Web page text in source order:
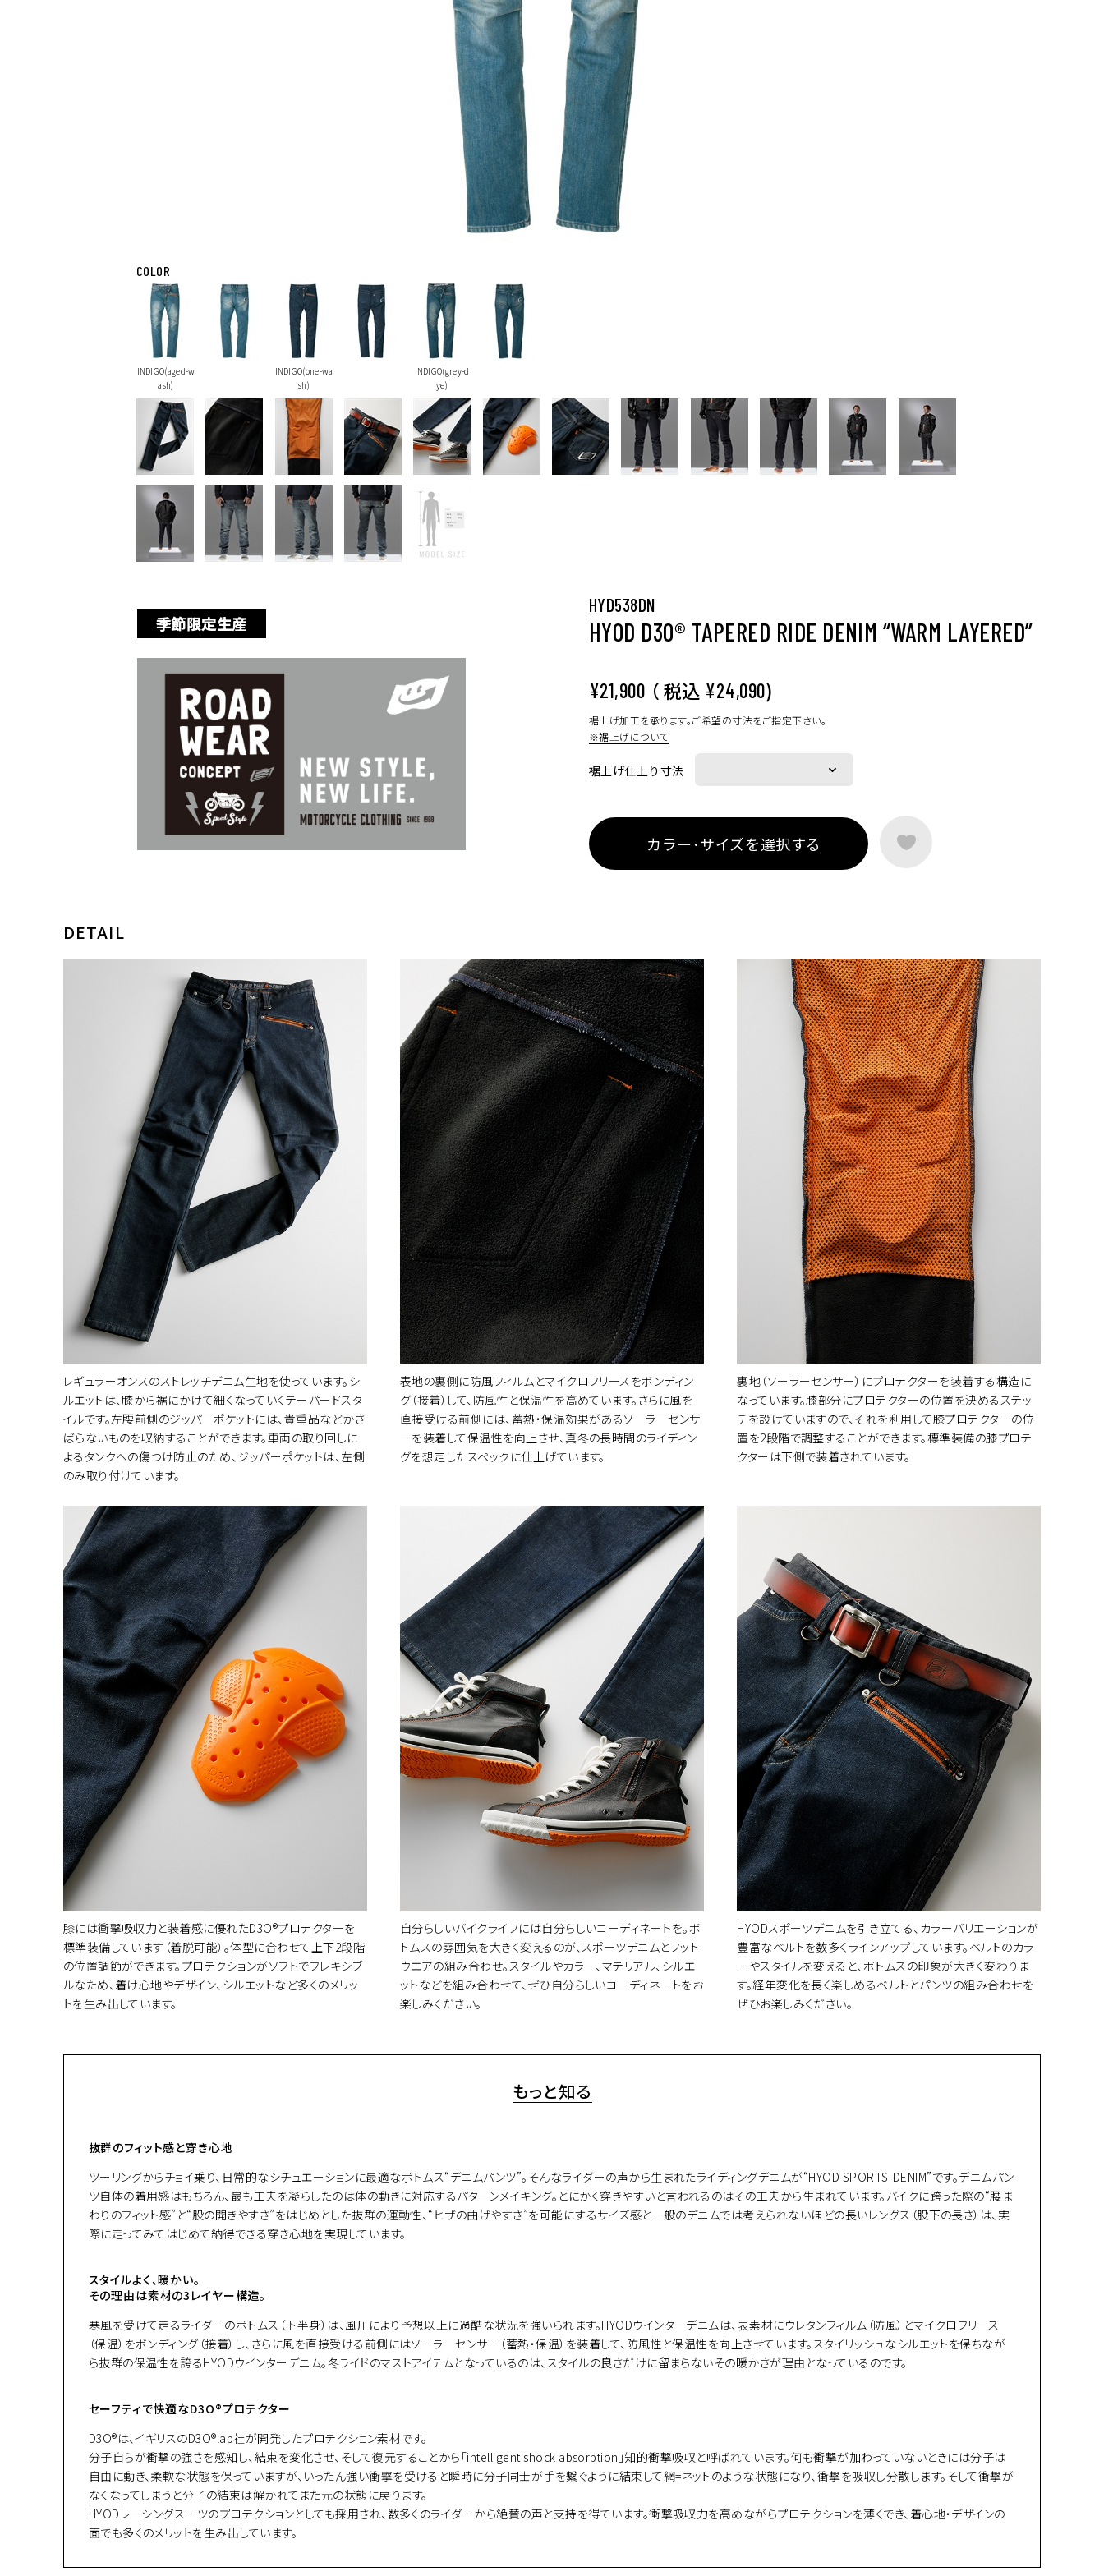
COLOR
INDIGO(aged-w
ash)
INDIGO(one-wa
sh)
INDIGO(grey-d
ye)
季節限定生産
HYD538DN
HYOD D3O® TAPERED RIDE DENIM “WARM LAYERED”
¥21,900 （ 税込 ¥24,090)
裾上げ加工を承ります。ご希望の寸法をご指定下さい。
※裾上げについて
裾上げ仕上り寸法
カラー･サイズを選択する
DETAIL
レギュラーオンスのストレッチデニム生地を使っています。シ
ルエットは、膝から裾にかけて細くなっていくテーパードスタ
イルです。左腰前側のジッパーポケットには、貴重品などかさ
ばらないものを収納することができます。車両の取り回しに
よるタンクへの傷つけ防止のため、ジッパーポケットは、左側
のみ取り付けています。
表地の裏側に防風フィルムとマイクロフリースをボンディン
グ（接着）して、防風性と保温性を高めています。さらに風を
直接受ける前側には、蓄熱・保温効果があるソーラーセンサ
ーを装着して保温性を向上させ、真冬の長時間のライディン
グを想定したスペックに仕上げています。
裏地（ソーラーセンサー）にプロテクターを装着する構造に
なっています。膝部分にプロテクターの位置を決めるステッ
チを設けていますので、それを利用して膝プロテクターの位
置を2段階で調整することができます。標準装備の膝プロテ
クターは下側で装着されています。
膝には衝撃吸収力と装着感に優れたD3O®プロテクターを
標準装備しています（着脱可能）。体型に合わせて上下2段階
の位置調節ができます。プロテクションがソフトでフレキシブ
ルなため、着け心地やデザイン、シルエットなど多くのメリッ
トを生み出しています。
自分らしいバイクライフには自分らしいコーディネートを。ボ
トムスの雰囲気を大きく変えるのが、スポーツデニムとフット
ウエアの組み合わせ。スタイルやカラー、マテリアル、シルエ
ットなどを組み合わせて、ぜひ自分らしいコーディネートをお
楽しみください。
HYODスポーツデニムを引き立てる、カラーバリエーションが
豊富なベルトを数多くラインアップしています。ベルトのカラ
ーやスタイルを変えると、ボトムスの印象が大きく変わりま
す。経年変化を長く楽しめるベルトとパンツの組み合わせを
ぜひお楽しみください。
もっと知る
抜群のフィット感と穿き心地
ツーリングからチョイ乗り、日常的なシチュエーションに最適なボトムス“デニムパンツ”。そんなライダーの声から生まれたライディングデニムが“HYOD SPORTS-DENIM”です。デニムパン
ツ自体の着用感はもちろん、最も工夫を凝らしたのは体の動きに対応するパターンメイキング。とにかく穿きやすいと言われるのはその工夫から生まれています。バイクに跨った際の“腰ま
わりのフィット感”と“股の開きやすさ”をはじめとした抜群の運動性、“ヒザの曲げやすさ”を可能にするサイズ感と一般のデニムでは考えられないほどの長いレングス（股下の長さ）は、実
際に走ってみてはじめて納得できる穿き心地を実現しています。
スタイルよく、暖かい。
その理由は素材の3レイヤー構造。
寒風を受けて走るライダーのボトムス（下半身）は、風圧により予想以上に過酷な状況を強いられます。HYODウインターデニムは、表素材にウレタンフィルム（防風）とマイクロフリース
（保温）をボンディング（接着）し、さらに風を直接受ける前側にはソーラーセンサー（蓄熱・保温）を装着して、防風性と保温性を向上させています。スタイリッシュなシルエットを保ちなが
ら抜群の保温性を誇るHYODウインターデニム。冬ライドのマストアイテムとなっているのは、スタイルの良さだけに留まらないその暖かさが理由となっているのです。
セーフティで快適なD3O®プロテクター
D3O®は、イギリスのD3O®lab社が開発したプロテクション素材です。
分子自らが衝撃の強さを感知し、結束を変化させ、そして復元することから「intelligent shock absorption」知的衝撃吸収と呼ばれています。何も衝撃が加わっていないときには分子は
自由に動き、柔軟な状態を保っていますが、いったん強い衝撃を受けると瞬時に分子同士が手を繋ぐように結束して網=ネットのような状態になり、衝撃を吸収し分散します。そして衝撃が
なくなってしまうと分子の結束は解かれてまた元の状態に戻ります。
HYODレーシングスーツのプロテクションとしても採用され、数多くのライダーから絶賛の声と支持を得ています。衝撃吸収力を高めながらプロテクションを薄くでき、着心地・デザインの
面でも多くのメリットを生み出しています。
カラー・サイズ選択
INDIGO(aged-wash) ¥24,090(税込) 28
INDIGO(aged-wash) ¥24,090(税込) 30
INDIGO(aged-wash) ¥24,090(税込) 31
INDIGO(aged-wash) ¥24,090(税込) 32 カートに入れる
INDIGO(aged-wash) ¥24,090(税込) カートに入れる
¥24,090 (税込) 30
INDIGO(grey-dye) ¥24,090 (税込) 31 カートに入れる
INDIGO(one-wash) ¥24,090 31 カートに入れる
INDIGO(one-wash) ¥24,090(税込) 32 カートに入れる
INDIGO(one-wash) ¥24,090(税込) 33 カートに入れる